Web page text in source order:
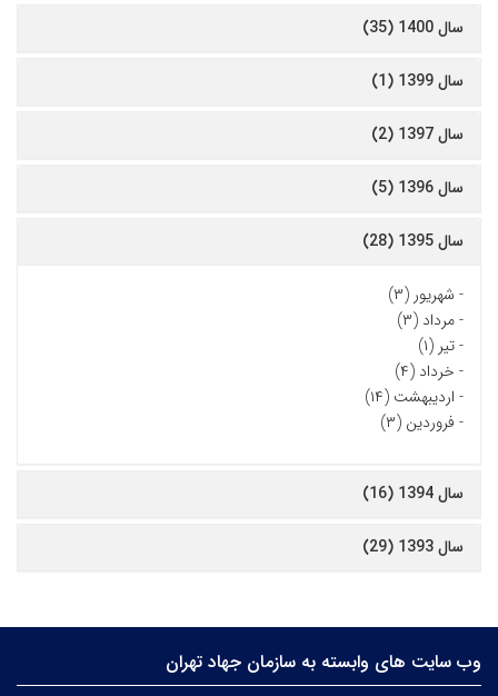
سال 1400 (35)
سال 1399 (1)
سال 1397 (2)
سال 1396 (5)
سال 1395 (28)
- شهریور (۳)
-مرداد (۳)
-تیر (۱)
- خرداد (۴)
- اردیبهشت (۱۴)
- فروردین (۳)
سال 1394 (16)
سال 1393 (29)
وب سایت های وابسته به سازمان جهاد تهران